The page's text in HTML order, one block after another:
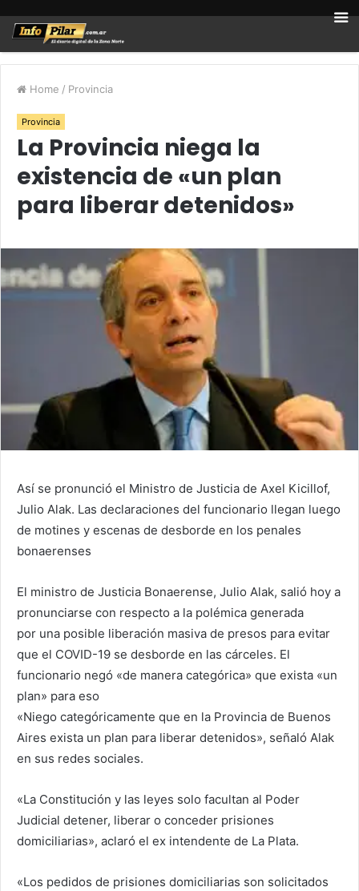
Home / Provincia
Provincia
La Provincia niega la
existencia de «un plan
para liberar detenidos»
Así se pronunció el Ministro de Justicia de Axel Kicillof,
Julio Alak. Las declaraciones del funcionario llegan luego
de motines y escenas de desborde en los penales
bonaerenses
El ministro de Justicia Bonaerense, Julio Alak, salió hoy a
pronunciarse con respecto a la polémica generada
por una posible liberación masiva de presos para evitar
que el COVID-19 se desborde en las cárceles. El
funcionario negó «de manera categórica» que exista «un
plan» para eso
«Niego categóricamente que en la Provincia de Buenos
Aires exista un plan para liberar detenidos», señaló Alak
en sus redes sociales.
«La Constitución y las leyes solo facultan al Poder
Judicial detener, liberar o conceder prisiones
domiciliarias», aclaró el ex intendente de La Plata.
«Los pedidos de prisiones domiciliarias son solicitados